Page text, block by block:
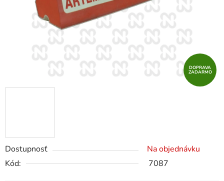
Dostupnosť
Na objednávku
Kód:
7087
DOPRAVA
ZADARMO